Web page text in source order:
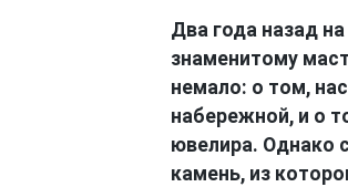
Два года назад
знаменитому
немало: о том,
набережной, и о
ювелира. Однако
камень, из